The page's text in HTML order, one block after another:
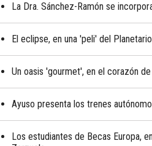
La Dra. Sánchez-Ramón se
El eclipse, en una 'peli' del Planetario
Un oasis 'gourmet', en el corazón
Ayuso presenta los trenes
Los estudiantes de Becas Europa,